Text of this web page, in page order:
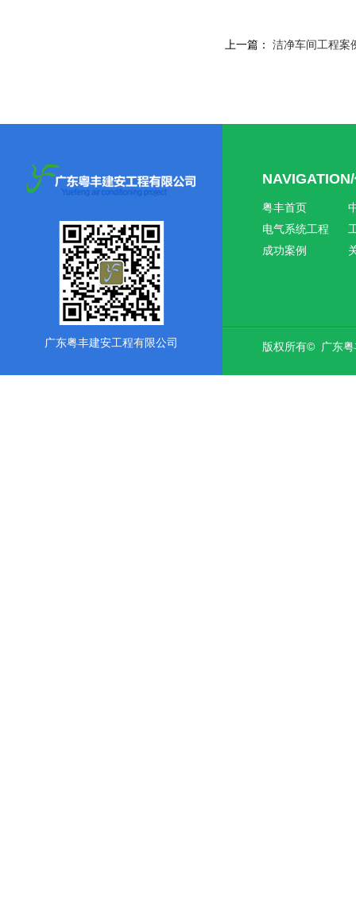
上一篇： 洁净车间工程案
广东粤丰建安工程有限公司
粤丰首页
电气系统工程
成功案例
版权所有© 广东